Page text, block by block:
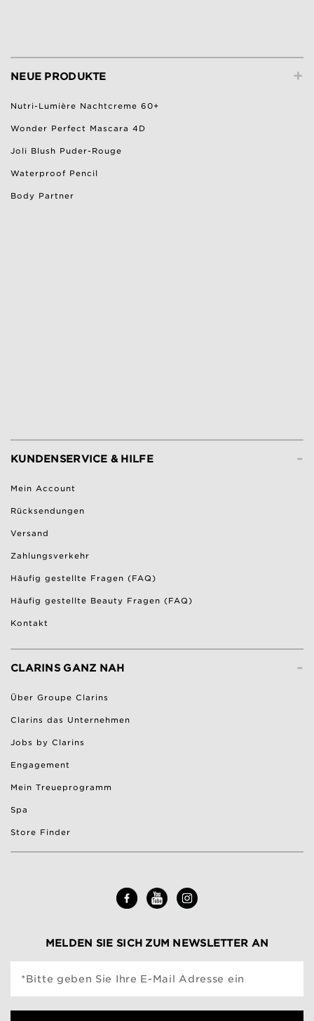
+
NEUE PRODUKTE
Nutri-Lumière Nachtcreme 60+
Wonder Perfect Mascara 4D
Joli Blush Puder-Rouge
Waterproof Pencil
Body Partner
-
KUNDENSERVICE & HILFE
Mein Account
Rücksendungen
Versand
Zahlungsverkehr
Häufig gestellte Fragen (FAQ)
Häufig gestellte Beauty Fragen (FAQ)
Kontakt
-
CLARINS GANZ NAH
Über Groupe Clarins
Clarins das Unternehmen
Jobs by Clarins
Engagement
Mein Treueprogramm
Spa
Store Finder
MELDEN SIE SICH ZUM NEWSLETTER AN
*Bitte geben Sie Ihre E-Mail Adresse ein